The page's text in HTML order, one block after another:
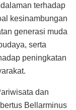
terhadap
kesinambungan
generasi muda
serta
peningkatan
dan
Bellarminus